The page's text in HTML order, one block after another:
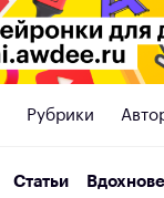
Рубрики
Статьи